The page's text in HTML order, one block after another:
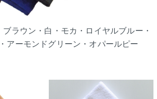
ラウン・白・モカ・ロイヤルブルー・
アーモンドグリーン・オパールピー